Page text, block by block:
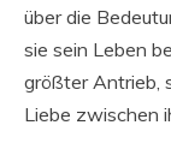
über die
sie sein Leben
größter Antrieb,
Liebe zwischen